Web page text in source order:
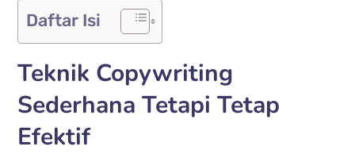
Daftar Isi
Teknik Copywriting
Sederhana Tetapi Tetap
Efektif